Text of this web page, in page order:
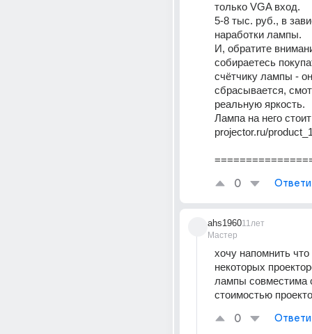
только VGA вход.
5-8 тыс. руб., в
наработки лампы.
И, обратите
собираетесь
счётчику лампы -
сбрасывается,
реальную яркость.
Лампа на него
projector.ru/
0
ahs1960
Мастер
11лет
хочу напомнить
некоторых
лампы совместима
стоимостью
0